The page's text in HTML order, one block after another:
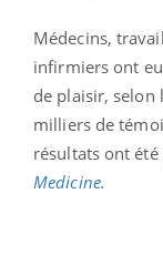
Médecins,
infirmiers ont
de plaisir, selon
milliers de
résultats ont
Medicine.